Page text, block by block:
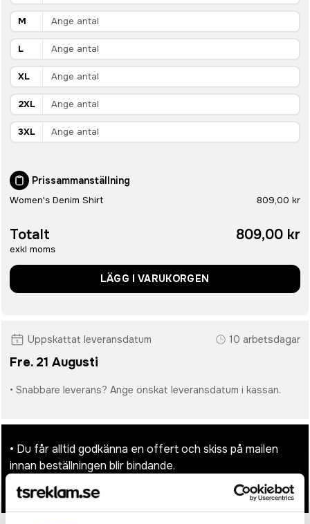
M
L
XL
2XL
3XL
Prissammanställning
Women's Denim Shirt 809,00 kr
Totalt
exkl moms
809,00 kr
LÄGG I VARUKORGEN
Uppskattat leveransdatum 10 arbetsdagar
Fre. 21 Augusti
• Snabbare leverans? Ange önskat leveransdatum i kassan.
• Du får alltid godkänna en offert och skiss på mailen
innan beställningen blir bindande.
• Tryckfil/er logo laddas upp i kassan.